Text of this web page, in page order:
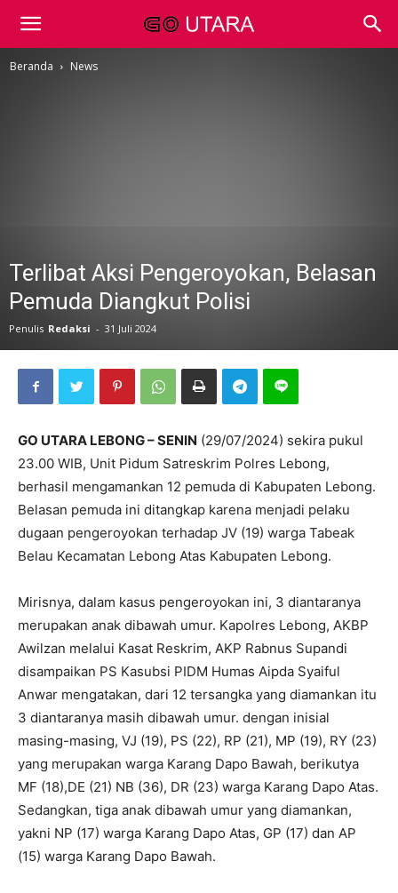
Beranda News
Terlibat Aksi Pengeroyokan, Belasan
Pemuda Diangkut Polisi
Penulis Redaksi - 31 Juli 2024
GO UTARA LEBONG – SENIN (29/07/2024) sekira pukul
23.00 WIB, Unit Pidum Satreskrim Polres Lebong,
berhasil mengamankan 12 pemuda di Kabupaten Lebong.
Belasan pemuda ini ditangkap karena menjadi pelaku
dugaan pengeroyokan terhadap JV (19) warga Tabeak
Belau Kecamatan Lebong Atas Kabupaten Lebong.
Mirisnya, dalam kasus pengeroyokan ini, 3 diantaranya
merupakan anak dibawah umur. Kapolres Lebong, AKBP
Awilzan melalui Kasat Reskrim, AKP Rabnus Supandi
disampaikan PS Kasubsi PIDM Humas Aipda Syaiful
Anwar mengatakan, dari 12 tersangka yang diamankan itu
3 diantaranya masih dibawah umur. dengan inisial
masing-masing, VJ (19), PS (22), RP (21), MP (19), RY (23)
yang merupakan warga Karang Dapo Bawah, berikutya
MF (18),DE (21) NB (36), DR (23) warga Karang Dapo Atas.
Sedangkan, tiga anak dibawah umur yang diamankan,
yakni NP (17) warga Karang Dapo Atas, GP (17) dan AP
(15) warga Karang Dapo Bawah.